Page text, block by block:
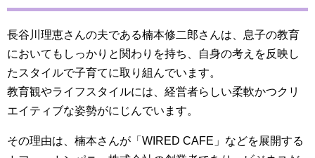
長谷川理恵さんの夫である楠本修二郎さんは、息子の教育
においてもしっかりと関わりを持ち、自身の考えを反映し
たスタイルで子育てに取り組んでいます。
教育観やライフスタイルには、経営者らしい柔軟かつクリ
エイティブな姿勢がにじんでいます。
その理由は、楠本さんが「WIRED CAFE」などを展開する